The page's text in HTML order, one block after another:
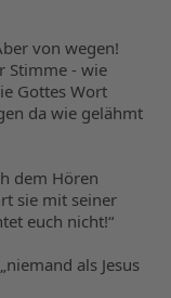
von wegen!
Stimme - wie
Gottes Wort
da wie gelähmt
dem Hören
sie mit seiner
euch nicht!“
als Jesus